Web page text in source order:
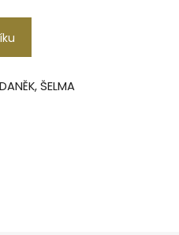
ŠELMA